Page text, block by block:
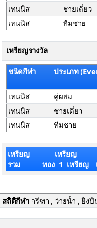
เทนนิส
ชายเดี่ยว
เทนนิส
ทีมชาย
เหรียญรางวัล
ชนิดกีฬา ประเภท
เทนนิส คู่ผสม
เทนนิส
ชายเดี่ยว
เทนนิส
ทีมชาย
เหรียญ
รวม
เหรียญ
ทอง 1 เหรียญ
สถิติกีฬากรีฑา , ว่ายน้ำ , ยิงปื